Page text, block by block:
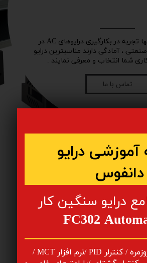
​همکاران ما با سالها تجربه در بکارگیری درایوهای AC در
، آمادگی دارند مناسبترین درایو
کاری شما انتخاب و معرفی نمایند .
تماس با ما
های راهنما ، نرم افزارهای مورد نیاز
و امکانات
درایو
دانفوس
​تنظیمات روزمره / کنترلر PID /نرم افزار MCT /
درایو سنگین کار